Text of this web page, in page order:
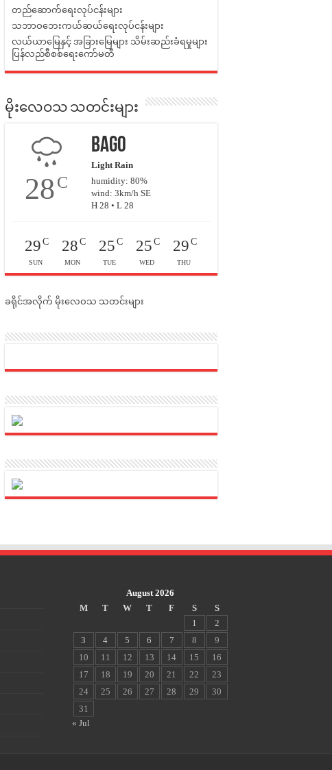
တည်ဆောက်ရေးလုပ်ငန်းများ
သဘာဝဘေးကယ်ဆယ်ရေးလုပ်ငန်းများ
လယ်ယာမြေနှင့် အခြားမြေများ သိမ်းဆည်းခံရမှုများ
ပြန်လည်စီစစ်ရေးကော်မတီ
မိုးလေဝသ သတင်းများ
28C
Bago
Light Rain
humidity: 80%
wind: 3km/h SE
H 28 • L 28
29 C
SUN
28 C
MON
25 C
TUE
25 C
WED
29 C
THU
ခရိုင်အလိုက် မိုးလေဝသ သတင်းများ
August 2026
M
T W T F S
S
1
2
3
4 5 6 7 8
9
10
11 12 13 14 15
16
17
18 19 20 21 22
23
24
25 26 27 28 29
30
31
« Jul